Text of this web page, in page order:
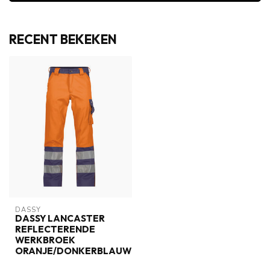
RECENT BEKEKEN
DASSY
DASSY LANCASTER
REFLECTERENDE
WERKBROEK
ORANJE/DONKERBLAUW